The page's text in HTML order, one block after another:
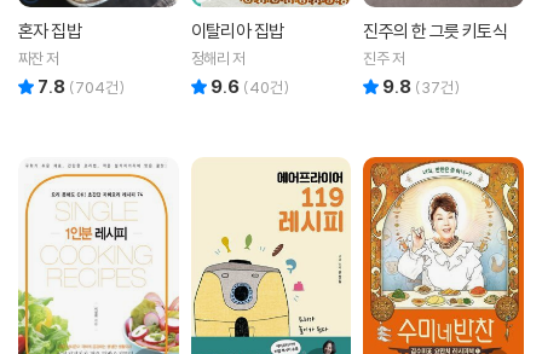
혼자 집밥
짜잔 저
7.8 (704건)
이탈리아 집밥
정해리 저
9.6 (40건)
진주의 한 그릇 키토식
진주 저
9.8 (37건)